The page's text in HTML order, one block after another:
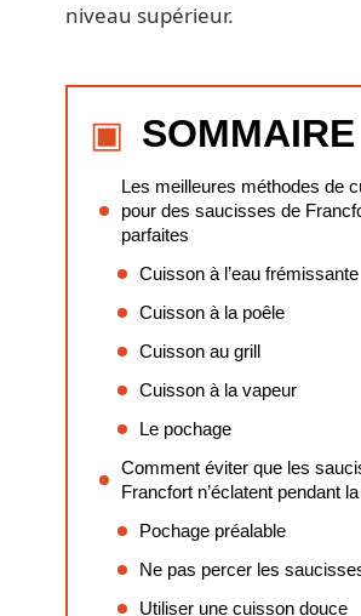
niveau supérieur.
SOMMAIRE
Les meilleures méthodes de
pour des saucisses de
parfaites
Cuisson à l’eau frémissante
Cuisson à la poêle
Cuisson au grill
Cuisson à la vapeur
Le pochage
Comment éviter que les
Francfort n’éclatent pendant
Pochage préalable
Ne pas percer les
Utiliser une cuisson douce